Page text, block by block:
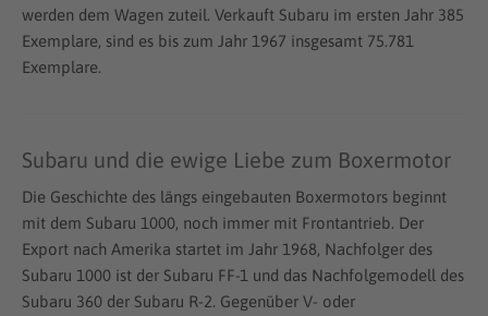
werden dem Wagen zuteil. Verkauft Subaru im ersten Jahr 385
Exemplare, sind es bis zum Jahr 1967 insgesamt 75.781
Exemplare.
Subaru und die ewige Liebe zum Boxermotor
Die Geschichte des längs eingebauten Boxermotors beginnt
mit dem Subaru 1000, noch immer mit Frontantrieb. Der
Export nach Amerika startet im Jahr 1968, Nachfolger des
Subaru 1000 ist der Subaru FF-1 und das Nachfolgemodell des
Subaru 360 der Subaru R-2. Gegenüber V- oder